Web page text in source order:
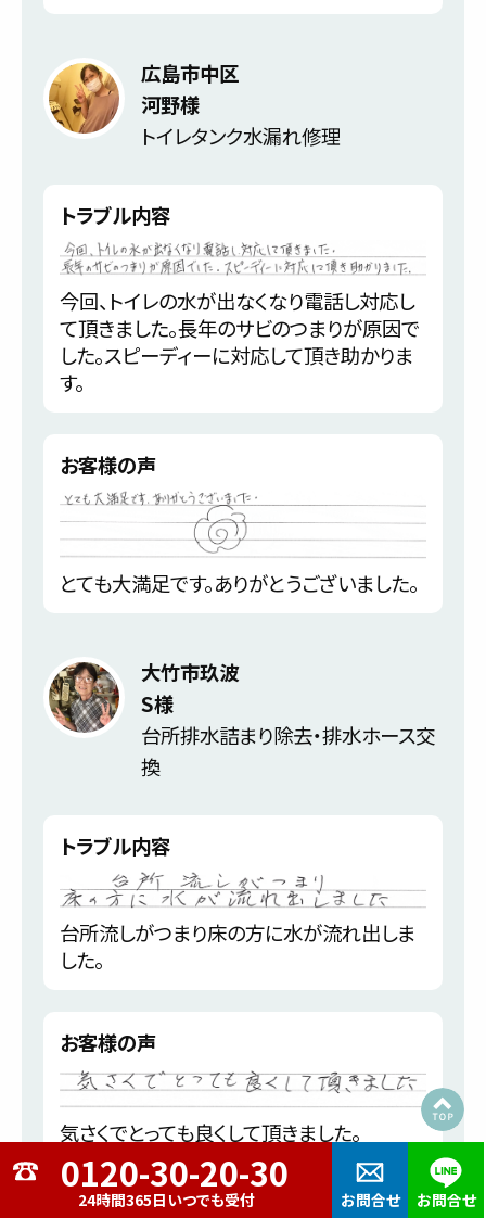
24時間365日いつでも受付 お問合せ お問合せ
広島市中区
河野様
トイレタンク水漏れ修理
トラブル内容
今回、トイレの水が出なくなり電話し対応し
て頂きました。長年のサビのつまりが原因で
した。スピーディーに対応して頂き助かりま
す。
お客様の声
とても大満足です。ありがとうございました。
大竹市玖波
S様
台所排水詰まり除去・排水ホース交
換
トラブル内容
台所流しがつまり床の方に水が流れ出しま
した。
お客様の声
気さくでとっても良くして頂きました。